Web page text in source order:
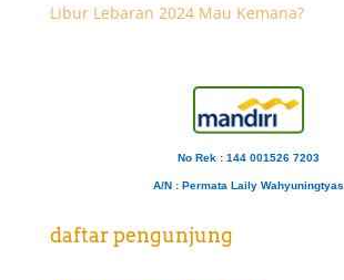
Libur Lebaran 2024 Mau Kemana?
No Rek : 144 001526 7203
A/N : Permata Laily Wahyuningtyas
daftar pengunjung